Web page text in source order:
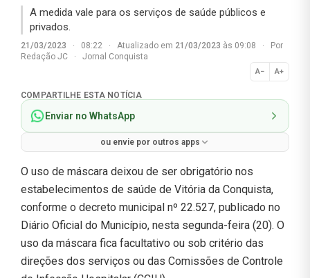
A medida vale para os serviços de saúde públicos e
privados.
21/03/2023 · 08:22 · Atualizado em 21/03/2023 às 09:08 ·
Por
Redação JC
· Jornal Conquista
A− A+
Normal
COMPARTILHE ESTA NOTÍCIA
Enviar no WhatsApp
ou envie por outros apps
O uso de máscara deixou de ser obrigatório nos
estabelecimentos de saúde de Vitória da Conquista,
conforme o decreto municipal nº 22.527, publicado no
Diário Oficial do Município, nesta segunda-feira (20). O
uso da máscara fica facultativo ou sob critério das
direções dos serviços ou das Comissões de Controle